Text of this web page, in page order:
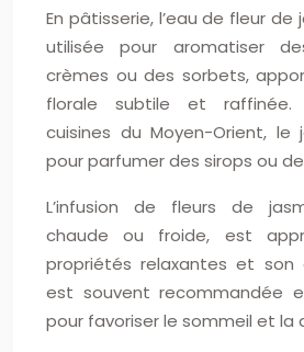
En pâtisserie, l’eau de fleur
utilisée pour aromatiser
crèmes ou des sorbets,
florale subtile et raffinée.
cuisines du Moyen-Orient, le
pour parfumer des sirops ou
L’infusion de fleurs de
chaude ou froide, est
propriétés relaxantes et son
est souvent recommandée
pour favoriser le sommeil et la